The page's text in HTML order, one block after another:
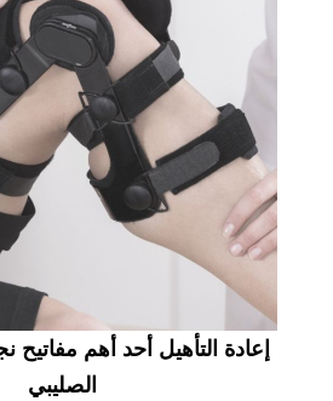
إعادة التأهيل أحد أهم مفاتيح
الصليبي